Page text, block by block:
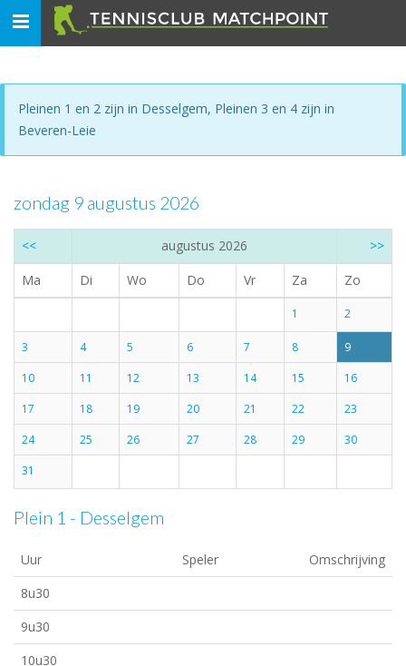
Toggle
navigation
Pleinen 1 en 2 zijn in Desselgem, Pleinen 3 en 4 zijn in
Beveren-Leie
zondag 9 augustus 2026
<< augustus 2026
>>
Ma
Di Wo Do Vr Za Zo
1 2
3 4 5 6 7 8
9
10
11 12 13 14 15
16
17
18 19 20 21 22
23
24
25 26 27 28 29
30
31
Plein 1 - Desselgem
Uur Speler
Omschrijving
8u30
9u30
10u30